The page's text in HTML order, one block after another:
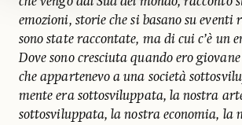
emozioni, storie che si basano su eventi
sono state raccontate, ma di cui c’è un
Dove sono cresciuta quando ero
che appartenevo a una società
mente era sottosviluppata, la nostra
sottosviluppata, la nostra economia, la